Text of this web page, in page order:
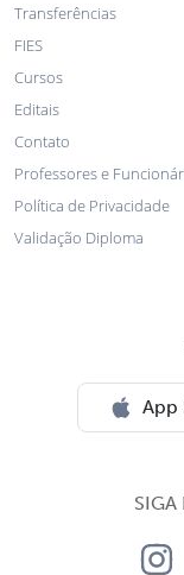
Transferências
FIES
Cursos
Editais
Contato
Professores e
Política de Privacidade
Validação Diploma
App
SIGA